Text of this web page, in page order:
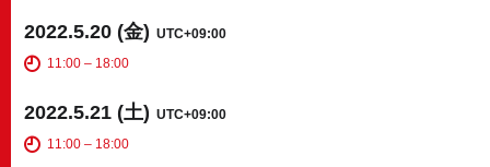
2022.5.20 (金) UTC+09:00
11:00 – 18:00
2022.5.21 (土) UTC+09:00
11:00 – 18:00